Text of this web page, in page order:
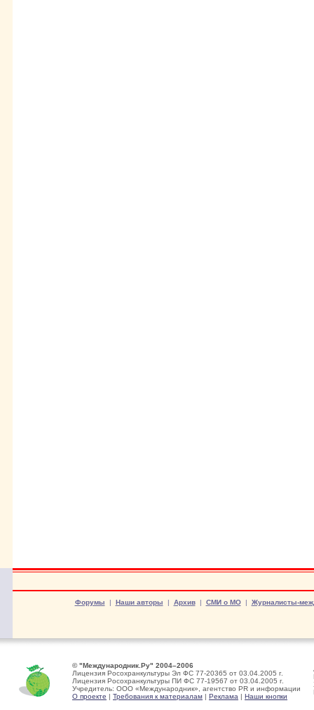
Форумы | Наши авторы | Архив| СМИ о МО| Журналисты-
© "Международник.Ру" 2004–2006
Лицензия Росохранкультуры Эл ФС 77-20365 от 03.04.2005 г.
Лицензия Росохранкультуры ПИ ФС 77-19567 от 03.04.2005 г.
Учредитель: ООО «Международник», агентство PR и информации
О проекте | Требования к материалам | Реклама | Наши кнопки